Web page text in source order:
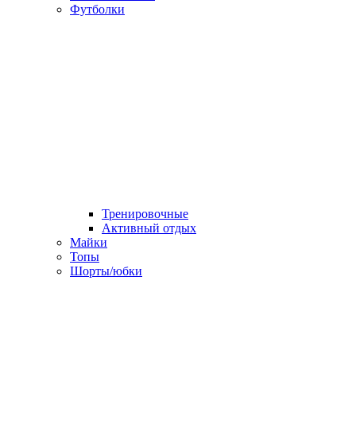
Футболки
Тренировочные
Активный отдых
Майки
Топы
Шорты/юбки